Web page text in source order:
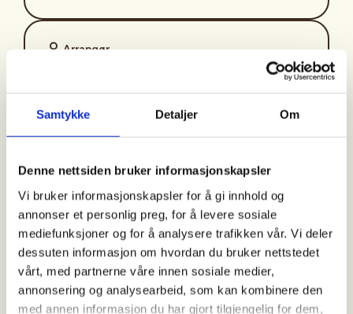
Samtykke Detaljer Om
Denne nettsiden bruker informasjonskapsler
Vi bruker informasjonskapsler for å gi innhold og
annonser et personlig preg, for å levere sosiale
mediefunksjoner og for å analysere trafikken vår. Vi deler
dessuten informasjon om hvordan du bruker nettstedet
vårt, med partnerne våre innen sosiale medier,
annonsering og analysearbeid, som kan kombinere den
med annen informasjon du har gjort tilgjengelig for dem,
Arrangør
Kontaktperson
https://90943310
kvinner@onsoyjff.no
Sopptur, sanking.
Vi møtes på klubbhuset kl. 12.00.